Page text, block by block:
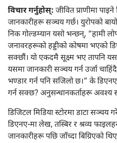
विचार गर्नुहोस्: जीवित प्राणीमा
जानकारीहरू सञ्चय गर्छ। युरोपको
निक गोल्डम्यान यसो भन्छन्‌, “हामी
जनावरहरूको हड्डीको कोषमा भएको
सक्छौं। यो एकदमै सूक्ष्म भए तापनि
यसमा जानकारी सञ्चय गर्न उर्जा
भण्डार गर्न पनि सजिलो छ।” के
गर्न सक्छ? अनुसन्धानकर्ताहरू अवश्य
डिजिटल मिडिया स्टोरमा डाटा सञ्चय
डिएनए-मा लेख, तस्बिर र श्रव्य
जानकारीहरू पछि जाँच्दा बिग्रिएको